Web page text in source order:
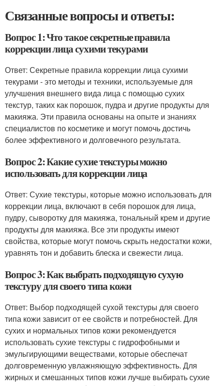
Связанные вопросы и ответы:
Вопрос 1: Что такое секретные правила
коррекции лица сухими текурами
Ответ: Секретные правила коррекции лица сухими
текурами - это методы и техники, используемые для
улучшения внешнего вида лица с помощью сухих
текстур, таких как порошок, пудра и другие продукты для
макияжа. Эти правила основаны на опыте и знаниях
специалистов по косметике и могут помочь достичь
более эффективного и долговечного результата.
Вопрос 2: Какие сухие текстуры можно
использовать для коррекции лица
Ответ: Сухие текстуры, которые можно использовать для
коррекции лица, включают в себя порошок для лица,
пудру, сыворотку для макияжа, тональный крем и другие
продукты для макияжа. Все эти продукты имеют
свойства, которые могут помочь скрыть недостатки кожи,
уравнять тон и добавить блеска и свежести лица.
Вопрос 3: Как выбрать подходящую сухую
текстуру для своего типа кожи
Ответ: Выбор подходящей сухой текстуры для своего
типа кожи зависит от ее свойств и потребностей. Для
сухих и нормальных типов кожи рекомендуется
использовать сухие текстуры с гидрофобными и
эмульгирующими веществами, которые обеспечат
долговременную увлажняющую эффективность. Для
жирных и смешанных типов кожи лучше выбирать сухие